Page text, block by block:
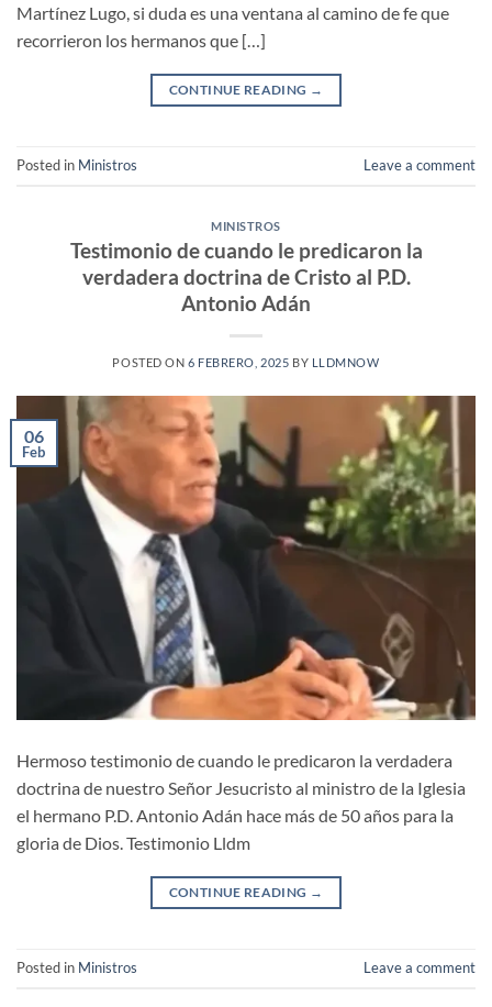
Martínez Lugo, si duda es una ventana al camino de fe que
recorrieron los hermanos que […]
CONTINUE READING →
Posted in Ministros Leave a comment
MINISTROS
Testimonio de cuando le predicaron la
verdadera doctrina de Cristo al P.D.
Antonio Adán
POSTED ON6 FEBRERO, 2025 BY LLDMNOW
06
Feb
Hermoso testimonio de cuando le predicaron la verdadera
doctrina de nuestro Señor Jesucristo al ministro de la Iglesia
el hermano P.D. Antonio Adán hace más de 50 años para la
gloria de Dios. Testimonio Lldm
CONTINUE READING →
Posted in Ministros Leave a comment